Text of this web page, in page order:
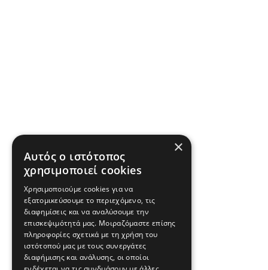
×
Αυτός ο ιστότοπος
χρησιμοποιεί cookies
Χρησιμοποιούμε cookies για να
εξατομικεύσουμε το περιεχόμενο, τις
διαφημίσεις και να αναλύσουμε την
επισκεψιμότητά μας. Μοιραζόμαστε επίσης
πληροφορίες σχετικά με τη χρήση του
ιστότοπού μας με τους συνεργάτες
διαφήμισης και ανάλυσης, οι οποίοι